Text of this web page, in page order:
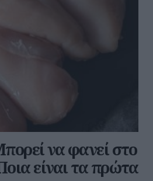
να φανεί στο
είναι τα πρώτα